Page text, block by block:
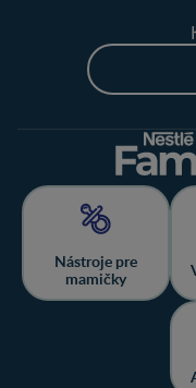
Nástroje pre
mamičky